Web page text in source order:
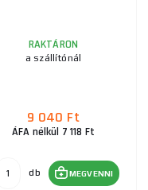
RAKTÁRON
a szállítónál
9 040 Ft
ÁFA nélkül 7 118 Ft
db MEGVENNI